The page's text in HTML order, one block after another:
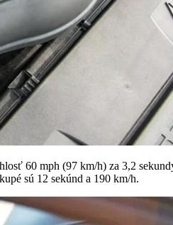
60 mph (97 km/h) za 3,2
sú 12 sekúnd a 190 km/h.